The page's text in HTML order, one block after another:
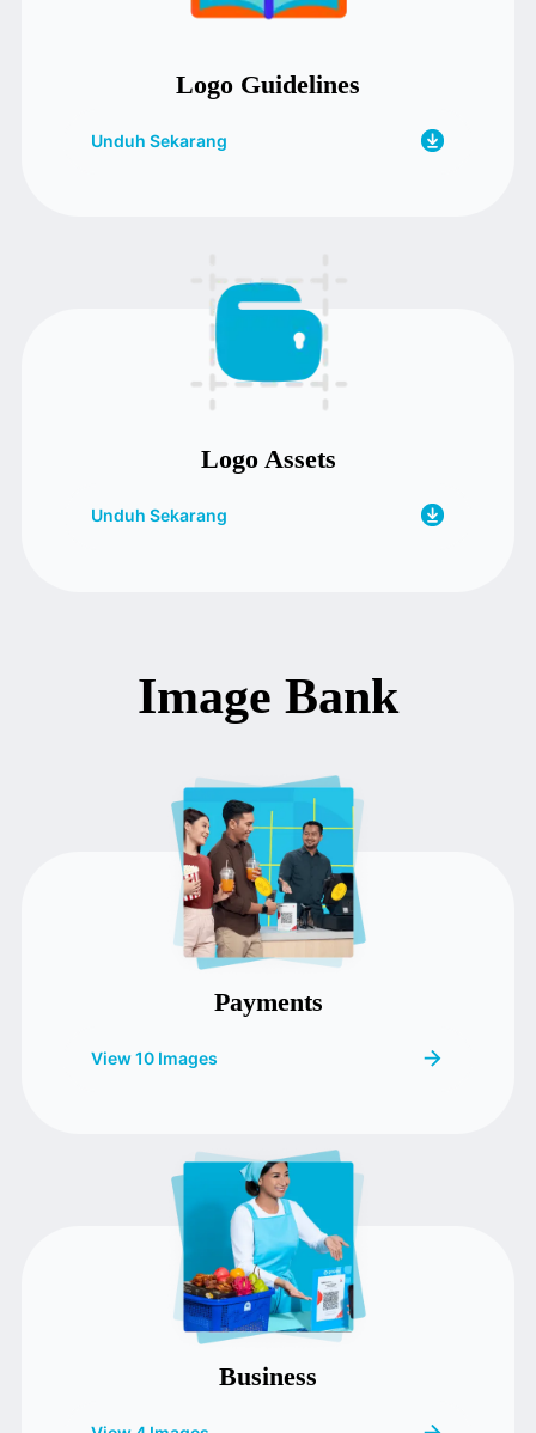
Logo Guidelines
Unduh Sekarang
Logo Assets
Unduh Sekarang
Image Bank
Payments
View 10 Images
Business